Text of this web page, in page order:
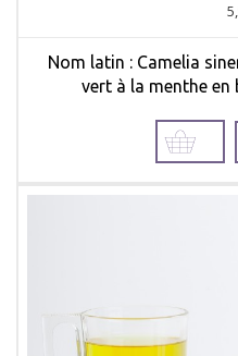
Nom latin : Camelia
vert à la menthe